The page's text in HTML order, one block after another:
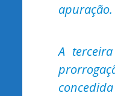
apuração.
A